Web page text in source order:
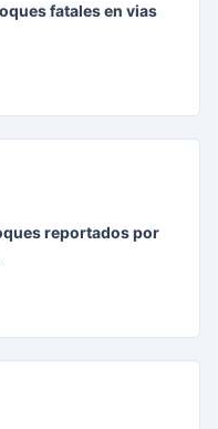
fatales en vias
reportados por